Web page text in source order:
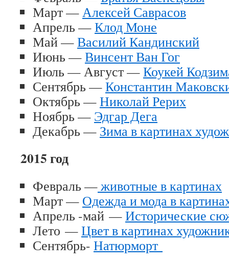
Март —Алексей Саврасов
Апрель —Клод Моне
Май —Василий Кандинский
Июнь —Винсент Ван Гог
Июль — Август —Коукей
Сентябрь —Константин
Октябрь —Николай Рерих
Ноябрь — Эдгар Дега
Декабрь — Зима в картинах
2015 год
Февраль —животные в картинах
Март — Одежда и мода в
Апрель -май —Исторические
Лето —Цвет в картинах
Сентябрь- Натюрморт